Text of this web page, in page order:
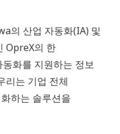
의 산업 자동화(IA) 및
OpreX의 한
화를 지원하는 정보
리는 기업 전체
하는 솔루션을